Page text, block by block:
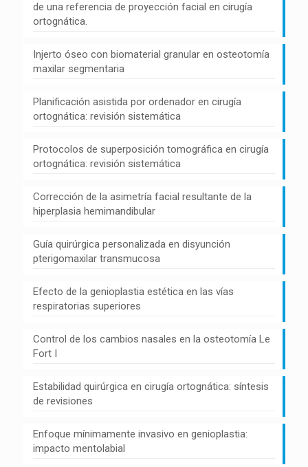
de una referencia de proyección facial en cirugía
ortognática.
Injerto óseo con biomaterial granular en osteotomía
maxilar segmentaria
Planificación asistida por ordenador en cirugía
ortognática: revisión sistemática
Protocolos de superposición tomográfica en cirugía
ortognática: revisión sistemática
Corrección de la asimetría facial resultante de la
hiperplasia hemimandibular
Guía quirúrgica personalizada en disyunción
pterigomaxilar transmucosa
Efecto de la genioplastia estética en las vías
respiratorias superiores
Control de los cambios nasales en la osteotomía Le
Fort I
Estabilidad quirúrgica en cirugía ortognática: síntesis
de revisiones
Enfoque mínimamente invasivo en genioplastia:
impacto mentolabial